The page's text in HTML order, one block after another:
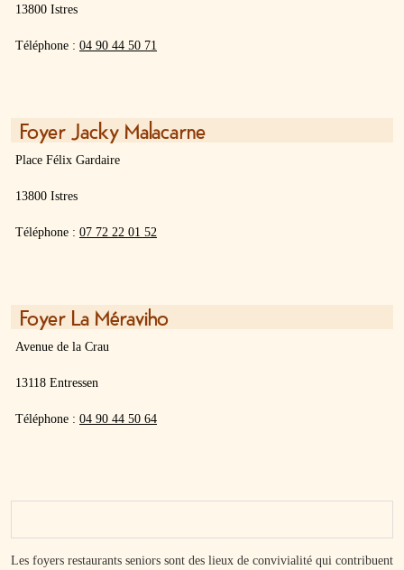
13800 Istres
Téléphone : 04 90 44 50 71
Foyer Jacky Malacarne
Place Félix Gardaire
13800 Istres
Téléphone : 07 72 22 01 52
Foyer La Méraviho
Avenue de la Crau
13118 Entressen
Téléphone : 04 90 44 50 64
Les foyers restaurants seniors sont des lieux de convivialité qui contribuent